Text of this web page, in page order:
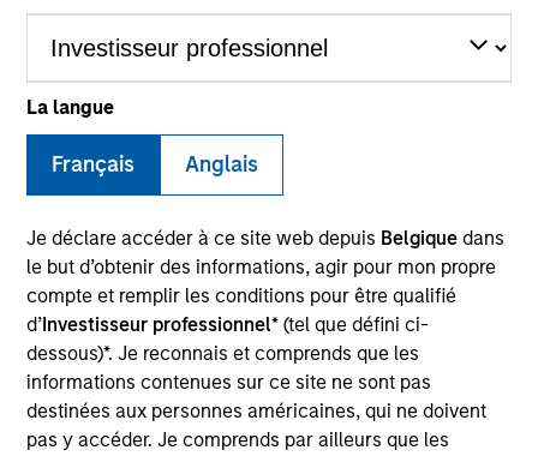
La langue
Français Anglais
Je déclare accéder à ce site web depuis Belgique dans
le but d’obtenir des informations, agir pour mon propre
compte et remplir les conditions pour être qualifié
d’Investisseur professionnel* (tel que défini ci-
dessous)*. Je reconnais et comprends que les
informations contenues sur ce site ne sont pas
destinées aux personnes américaines, qui ne doivent
pas y accéder. Je comprends par ailleurs que les
Invested on
Nov 2016
Transaction Type
Minority
Founded in 2005 and headquartered in Chengdu,
China Showyu is a leading aesthetic services
provider.
Investment Team
Morgan Stanley Private Equity Asia